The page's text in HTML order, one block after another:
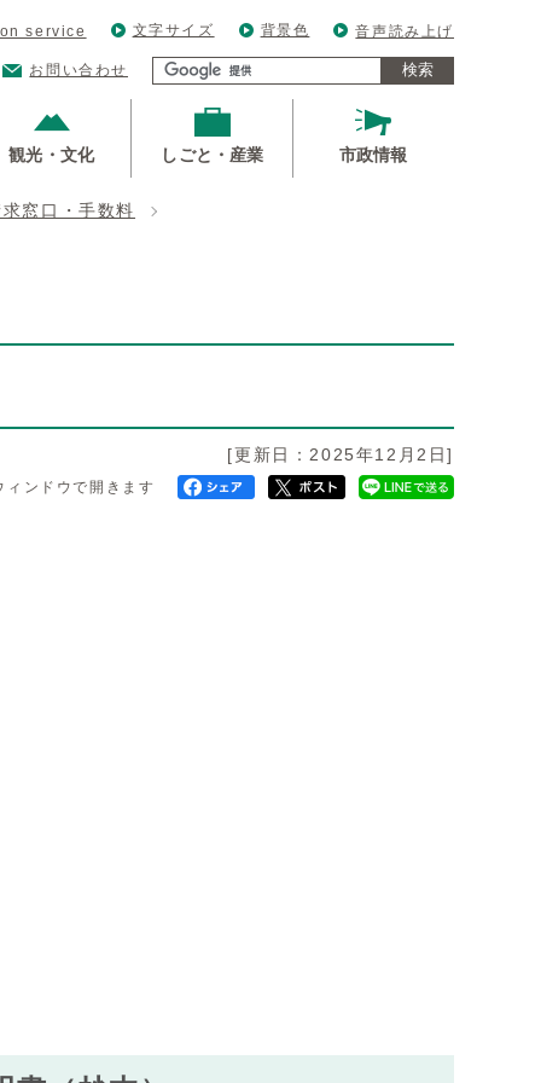
service 文字サイズ 背景色 音声読み上げ
お問い合わせ 検索
観光・文化 しごと・産業 市政情報
窓口・手数料
[更新日：2025年12月2日]
ィンドウで開きます